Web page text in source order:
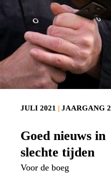
JULI 2021 | JAARGANG 2
Goed nieuws in
slechte tijden
Voor de boeg